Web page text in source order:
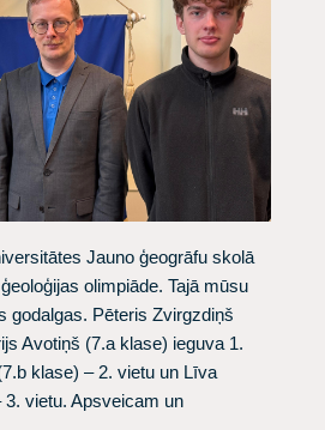
Jauno ģeogrāfu skolā
olimpiāde. Tajā mūsu
godalgas. Pēteris Zvirgzdiņš
Avotiņš (7.a klase) ieguva 1.
klase) – 2. vietu un Līva
vietu. Apsveicam un